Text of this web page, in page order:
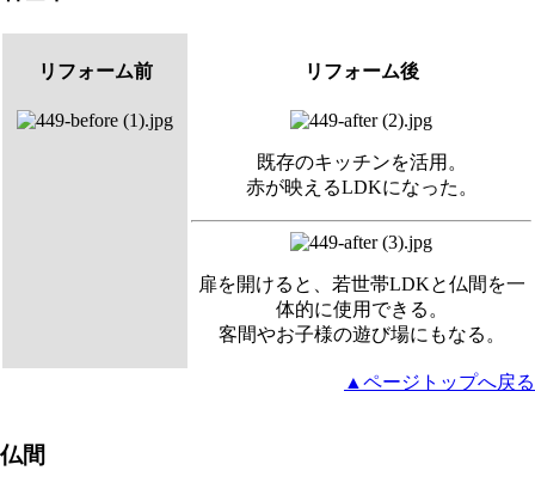
リフォーム前 リフォーム後
既存のキッチンを活用。
赤が映えるLDKになった。
扉を開けると、若世帯LDKと仏間を一
体的に使用できる。
客間やお子様の遊び場にもなる。
▲ページトップへ戻る
仏間